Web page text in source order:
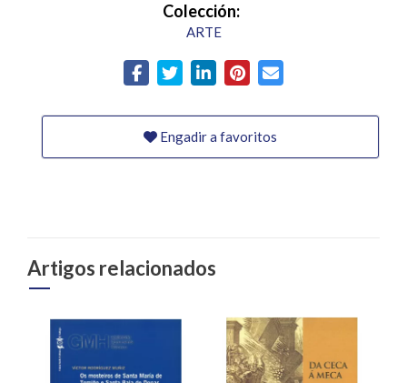
Colección:
ARTE
Engadir a favoritos
Artigos relacionados